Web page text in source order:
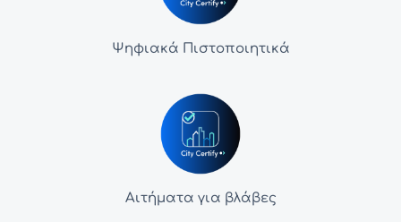
Ψηφιακά Πιστοποιητικά
Αιτήματα για βλάβες